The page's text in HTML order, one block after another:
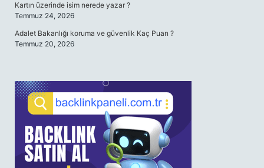
Kartın üzerinde isim nerede yazar ?
Temmuz 24, 2026
Adalet Bakanlığı koruma ve güvenlik Kaç Puan ?
Temmuz 20, 2026